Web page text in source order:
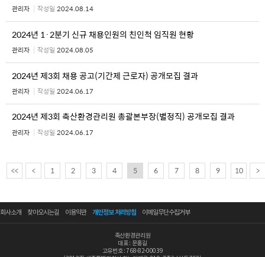
관리자 작성일 2024.08.14
2024년 1·2분기 신규 채용인원의 친인척 임직원 현황
관리자 작성일 2024.08.05
2024년 제3회 채용 공고(기간제 근로자) 공개모집 결과
관리자 작성일 2024.06.17
2024년 제3회 축산환경관리원 총괄본부장(별정직) 공개모집 결과
관리자 작성일 2024.06.17
<< < 1 2 3 4 5 6 7 8 9 10 >
회사소개 찾아오시는길 이용약관 개인정보 처리방침 이메일무단수집거부
축산환경관리원
대표 : 문홍길
고유번호 : 768-82-00039